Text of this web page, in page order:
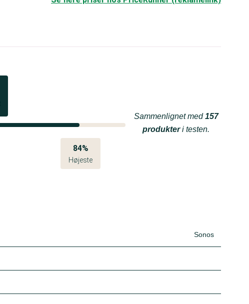
84%
Højeste
Sammenlignet med157
produkteri testen.
Sonos